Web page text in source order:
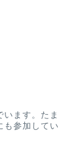
ます。たま
も参加してい